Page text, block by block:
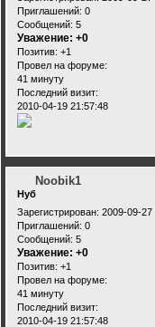
Приглашений: 0
Сообщений: 5
Уважение: +0
Позитив: +1
Провел на форуме:
41 минуту
Последний визит:
2010-04-19 21:57:48
Noobik1
Нуб
Зарегистрирован: 2009-09-27
Приглашений: 0
Сообщений: 5
Уважение: +0
Позитив: +1
Провел на форуме:
41 минуту
Последний визит:
2010-04-19 21:57:48